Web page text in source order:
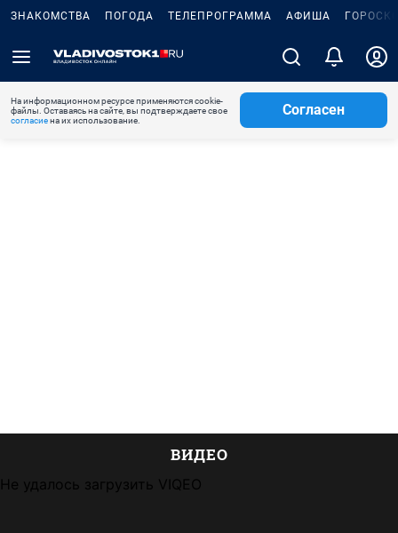
ЗНАКОМСТВА ПОГОДА ТЕЛЕПРОГРАММА АФИША
На информационном ресурсе применяются cookie-
файлы. Оставаясь на сайте, вы подтверждаете свое
согласиена их использование.
Согласен
ВИДЕО
Не удалось загрузить VIQEO